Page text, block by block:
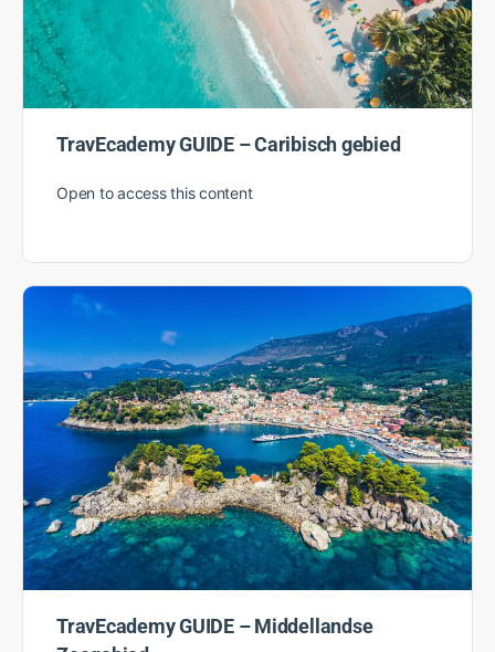
TravEcademy GUIDE – Caribisch gebied
Open to access this content
TravEcademy GUIDE – Middellandse